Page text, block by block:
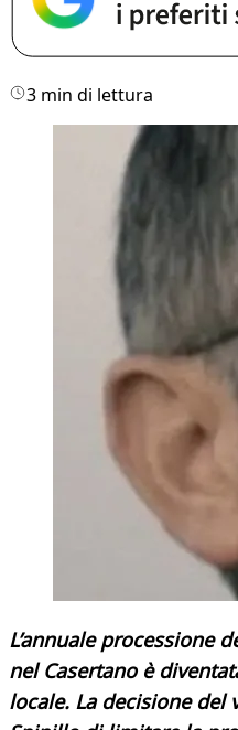
3 min di lettura
L’annuale processione
nel Casertano è
locale. La decisione del